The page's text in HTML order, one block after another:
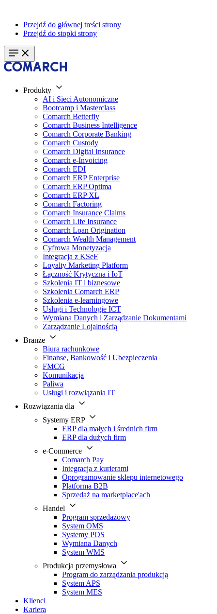
Przejdź do głównej treści strony
Przejdź do stopki strony
Produkty
AI i Sieci Autonomiczne
Bootcamp i Masterclass
Comarch Betterfly
Comarch Business Intelligence
Comarch Corporate Banking
Comarch Custody
Comarch Digital Insurance
Comarch e-Invoicing
Comarch EDI
Comarch ERP Enterprise
Comarch ERP Optima
Comarch ERP XL
Comarch Factoring
Comarch Insurance Claims
Comarch Life Insurance
Comarch Loan Origination
Comarch Wealth Management
Cyfrowa Monetyzacja
Integracja z KSeF
Loyalty Marketing Platform
Łączność Krytyczna i IoT
Szkolenia IT i biznesowe
Szkolenia Comarch ERP
Szkolenia e-learningowe
Usługi i Technologie ICT
Wymiana Danych i Zarządzanie Dokumentami
Zarządzanie Lojalnością
Branże
Biura rachunkowe
Finanse, Bankowość i Ubezpieczenia
FMCG
Komunikacja
Paliwa
Usługi i rozwiązania IT
Rozwiązania dla
Systemy ERP
ERP dla małych i średnich firm
ERP dla dużych firm
e-Commerce
Comarch Pay
Integracja z kurierami
Oprogramowanie sklepu internetowego
Platforma B2B
Sprzedaż na marketplace'ach
Handel
Program sprzedażowy
System OMS
Systemy POS
Wymiana Danych
System WMS
Produkcja przemysłowa
Program do zarządzania produkcją
System APS
System MES
Klienci
Kariera